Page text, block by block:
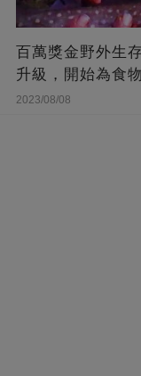
百萬獎金野外生
升級，開始為食
2023/08/08